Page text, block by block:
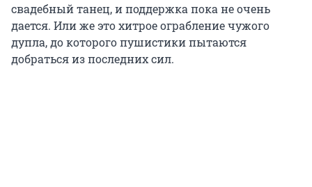
свадебный танец, и поддержка пока не очень
дается. Или же это хитрое ограбление чужого
дупла, до которого пушистики пытаются
добраться из последних сил.